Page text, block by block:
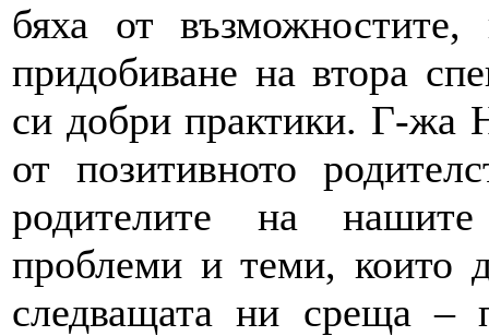
бяха от възможностите,
придобиване на втора
си добри практики. Г-жа
от позитивното
родителите на
проблеми и теми, които
следващата ни среща –